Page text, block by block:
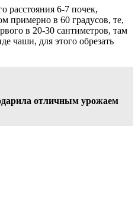
расстояния 6-7 почек,
примерно в 60 градусов, те,
в 20-30 сантиметров, там
чаши, для этого обрезать
отличным урожаем